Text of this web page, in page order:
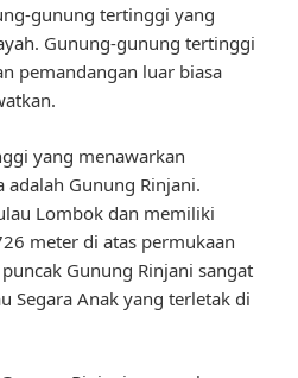
gunung tertinggi yang
Gunung-gunung tertinggi
pemandangan luar biasa
yang menawarkan
adalah Gunung Rinjani.
Lombok dan memiliki
meter di atas permukaan
Gunung Rinjani sangat
Segara Anak yang terletak di